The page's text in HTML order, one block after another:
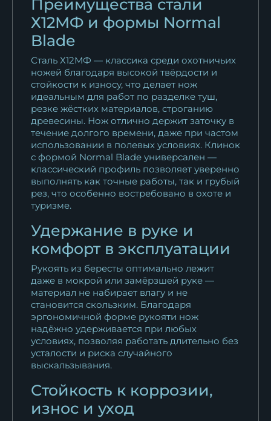
Преимущества стали
Х12МФ и формы Normal
Blade
Сталь Х12МФ — классика среди охотничьих
ножей благодаря высокой твёрдости и
стойкости к износу, что делает нож
идеальным для работ по разделке туш,
резке жёстких материалов, строганию
древесины. Нож отлично держит заточку в
течение долгого времени, даже при частом
использовании в полевых условиях. Клинок
с формой Normal Blade универсален —
классический профиль позволяет уверенно
выполнять как точные работы, так и грубый
рез, что особенно востребовано в охоте и
туризме.
Удержание в руке и
комфорт в эксплуатации
Рукоять из бересты оптимально лежит
даже в мокрой или замёрзшей руке —
материал не набирает влагу и не
становится скользким. Благодаря
эргономичной форме рукояти нож
надёжно удерживается при любых
условиях, позволяя работать длительно без
усталости и риска случайного
выскальзывания.
Стойкость к коррозии,
износ и уход